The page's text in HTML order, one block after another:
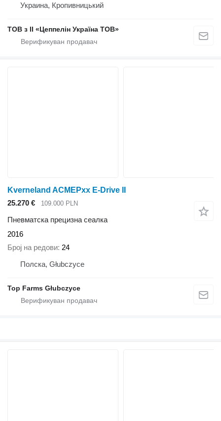
Украина, Кропивницький
ТОВ з ІІ «Цеппелін Україна ТОВ»
Kverneland ACMEPxx E-Drive II
25.270 €
109.000 PLN
Пневматска прецизна сеалка
2016
Број на редови 24
Полска, Głubczyce
Top Farms Głubczyce